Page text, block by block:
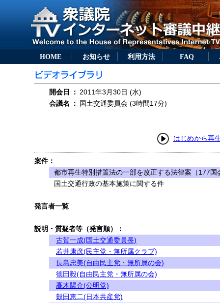
HOME お知らせ 利用方法 FAQ
開会日 ： 2011年3月30日 (水)
会議名
： 国土交通委員会 (3時間17分)
はじめから再
案件：
都市再生特別措置法の一部を改正する法律案（177国
国土交通行政の基本施策に関する件
発言者一覧
説明・質疑者等（発言順）：
古賀一成(国土交通委員長)
若井康彦(民主党・無所属クラブ)
長島忠美(自由民主党・無所属の会)
徳田毅(自由民主党・無所属の会)
高木陽介(公明党)
穀田恵二(日本共産党)